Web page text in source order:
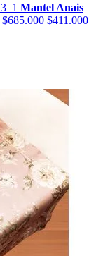
Mantel Anais
$685.000 $411.000